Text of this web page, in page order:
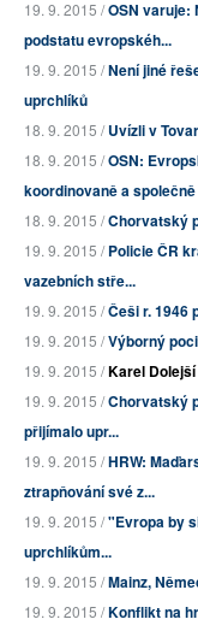
19. 9. 2015 /OSN varuje:
podstatu evropskéh...
19. 9. 2015 /Není jiné
uprchlíků
18. 9. 2015 /Uvízli v
18. 9. 2015 /OSN:
koordinovaně a společně
18. 9. 2015 /Chorvatský
19. 9. 2015 /Policie ČR
vazebních stře...
19. 9. 2015 /Češi r. 1946
19. 9. 2015 /Výborný
19. 9. 2015 /Karel Dolejší
19. 9. 2015 /Chorvatský
přijímalo upr...
19. 9. 2015 /HRW:
ztrapňování své z...
19. 9. 2015 /"Evropa by
uprchlíkům...
19. 9. 2015 /Mainz,
19. 9. 2015 /Konflikt na